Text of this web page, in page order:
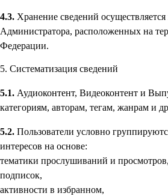
4.3. Хранение сведений осуществляется
Администратора, расположенных на
Федерации.
5. Систематизация сведений
5.1. Аудиоконтент, Видеоконтент и
категориям, авторам, тегам, жанрам и
5.2. Пользователи условно
интересов на основе:
тематики прослушиваний и просмотров,
подписок,
активности в избранном,